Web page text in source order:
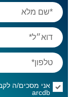
אני מסכים/ה
arcdb